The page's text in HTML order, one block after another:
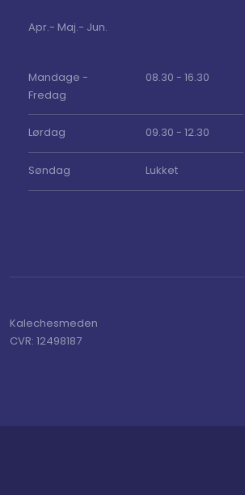
Apr.- Maj.- Jun.
​Mandage -
Fredag
08.30 - 16.30
Lørdag 09.30 - 12.30
Søndag Lukket
Kalechesmeden​
CVR:​ 12498187